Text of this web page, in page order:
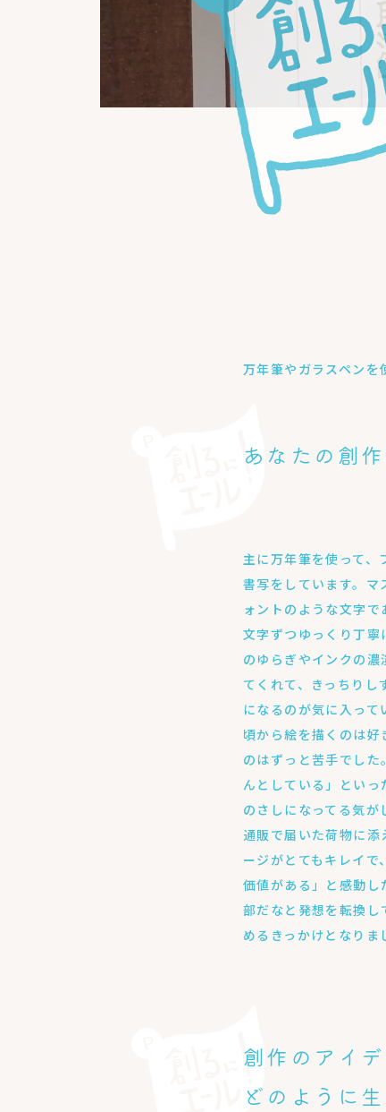
万年筆やガラスペンを
あなたの創
主に万年筆を使って、
書写をしています。マ
ォントのような文字
文字ずつゆっくり丁
のゆらぎやインクの
てくれて、きっちりし
になるのが気に入って
頃から絵を描くのは好
のはずっと苦手でした
んとしている」といっ
のさしになってる気が
通販で届いた荷物に
ージがとてもキレイで
価値がある」と感動し
部だなと発想を転換し
めるきっかけとなりま
創作のアイ
どのように